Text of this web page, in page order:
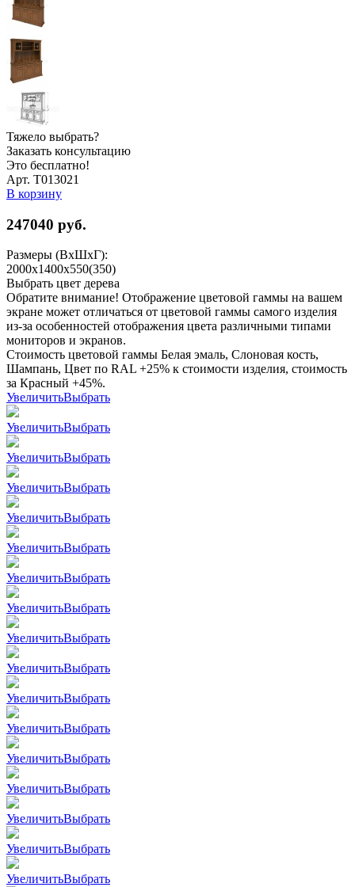
Тяжело выбрать?
Заказать консультацию
Это бесплатно!
Арт. Т013021
В корзину
247040 руб.
Размеры (ВхШхГ):
2000x1400x550(350)
Выбрать цвет дерева
Обратите внимание! Отображение цветовой гаммы на вашем
экране может отличаться от цветовой гаммы самого изделия
из-за особенностей отображения цвета различными типами
мониторов и экранов.
Стоимость цветовой гаммы Белая эмаль, Слоновая кость,
Шампань, Цвет по RAL +25% к стоимости изделия, стоимость
за Красный +45%.
УвеличитьВыбрать
УвеличитьВыбрать
УвеличитьВыбрать
УвеличитьВыбрать
УвеличитьВыбрать
УвеличитьВыбрать
УвеличитьВыбрать
УвеличитьВыбрать
УвеличитьВыбрать
УвеличитьВыбрать
УвеличитьВыбрать
УвеличитьВыбрать
УвеличитьВыбрать
УвеличитьВыбрать
УвеличитьВыбрать
УвеличитьВыбрать
УвеличитьВыбрать